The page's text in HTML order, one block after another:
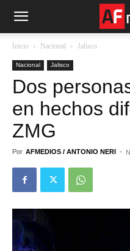
Inicio Nacional Jalisco
Nacional Jalisco
Dos
en hechos
ZMG
Por AFMEDIOS / ANTONIO NERI -